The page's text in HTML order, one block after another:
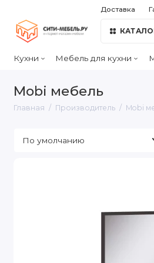
Доставка
Кухни Мебель для кухни
Mobi мебель
Главная Производитель Mobi